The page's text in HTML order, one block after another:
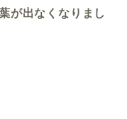
が出なくなりまし